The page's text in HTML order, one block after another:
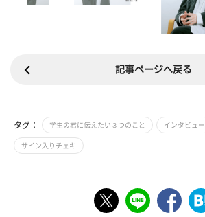
記事ページへ戻る
タグ： 学生の君に伝えたい３つのこと インタビュー
サイン入りチェキ